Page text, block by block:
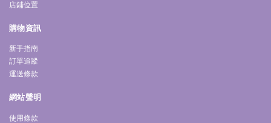
店鋪位置
購物資訊
新手指南
訂單追蹤
運送條款
網站聲明
使用條款